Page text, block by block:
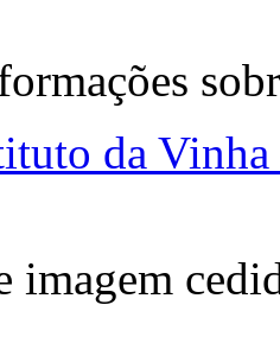
da Vinha
imagem